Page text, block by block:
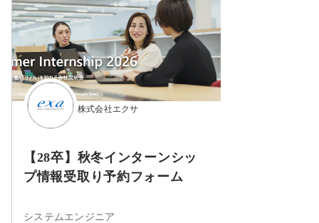
株式会社エクサ
【28卒】秋冬インターンシッ
プ情報受取り予約フォーム
システムエンジニア